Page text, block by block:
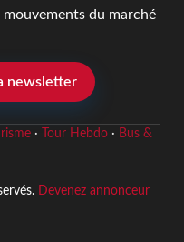
du marché
newsletter
· Tour Hebdo· Bus &
Devenez annonceur